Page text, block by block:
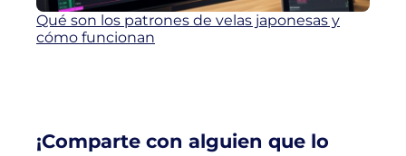
Qué son los patrones de velas japonesas y
cómo funcionan
¡Comparte con alguien que lo